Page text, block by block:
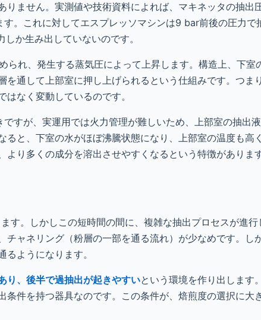
ません。実測値や技術資料によれば、マキネッタの抽出
。これに対してエスプレッソマシンは9 bar前後の圧力で
か生み出していないのです。
れ、発生する蒸気圧によって上昇します。構造上、下室
通して上部室に押し上げられるという仕組みです。つま
なく変動しているのです。
すが、実運用では火力管理が難しいため、上部室の抽出
と、下室の水がほぼ沸騰状態になり、上部室の温度も高
り多くの成分を溶出させやすくなるという特徴があります
す。しかしこの短時間の間に、複雑な抽出プロセスが進行
ャネリング（粉層の一部を通る流れ）が少なめです。し
ようになります。
り、後半で過抽出が起きやすいという環境を作り出します
件を持つ器具なのです。この条件が、焙煎度の選択に大